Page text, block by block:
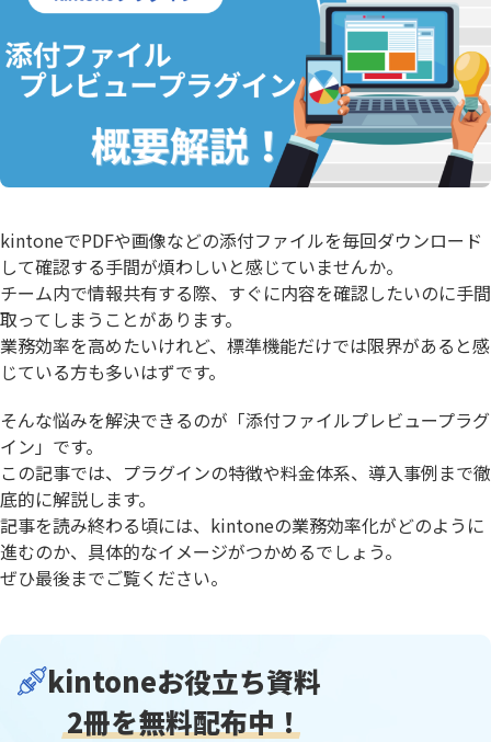
kintoneでPDFや画像などの添付ファイルを毎回ダウンロード
して確認する手間が煩わしいと感じていませんか。
チーム内で情報共有する際、すぐに内容を確認したいのに手間
取ってしまうことがあります。
業務効率を高めたいけれど、標準機能だけでは限界があると感
じている方も多いはずです。
そんな悩みを解決できるのが「添付ファイルプレビュープラグ
イン」です。
この記事では、プラグインの特徴や料金体系、導入事例まで徹
底的に解説します。
記事を読み終わる頃には、kintoneの業務効率化がどのように
進むのか、具体的なイメージがつかめるでしょう。
ぜひ最後までご覧ください。
kintoneお役立ち資料
2冊を無料配布中！